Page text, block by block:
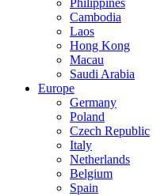
Philippines
Cambodia
Laos
Hong Kong
Macau
Saudi Arabia
Europe
Germany
Poland
Czech Republic
Italy
Netherlands
Belgium
Spain